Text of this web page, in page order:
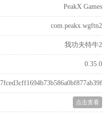
PeakX Games
com.peakx.wgftn2
我功夫特牛2
0.35.0
7fced3cff1694b73b586a0bf877ab39f
点击查看